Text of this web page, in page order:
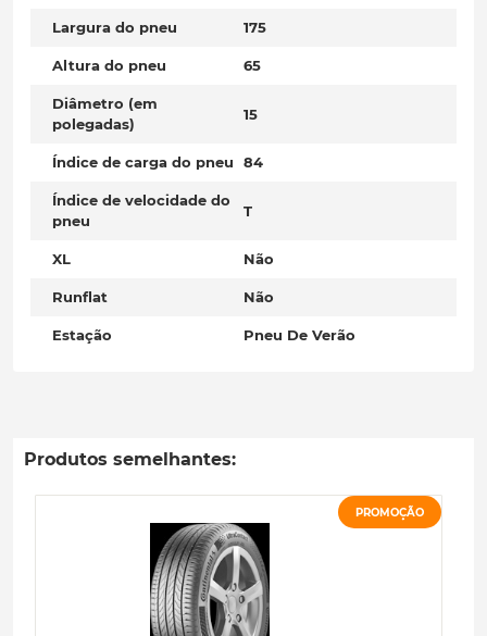
Largura do pneu 175
Altura do pneu 65
Diâmetro (em
polegadas)
15
Índice de carga do pneu 84
Índice de velocidade do
pneu
T
XL Não
Runflat Não
Estação Pneu De Verão
Produtos semelhantes:
PROMOÇÃO